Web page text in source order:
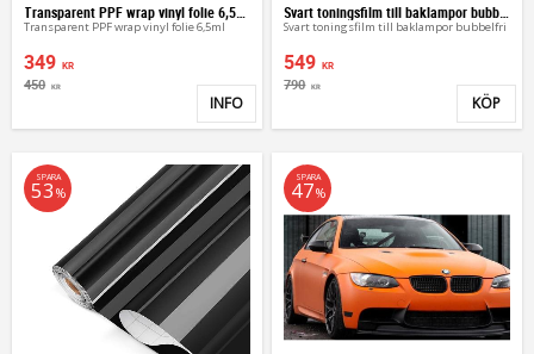
Transparent PPF wrap vinyl folie 6,5ml 1,5m
Transparent PPF wrap vinyl folie 6,5ml
349 KR
450 KR
Lägg till i favoriter
INFO
Svart toningsfilm till baklampor bubbelfri film
Svart toningsfilm till baklampor bubbelfri
549 KR
790 KR
KÖP
SPARA
53 %
SPARA
47%